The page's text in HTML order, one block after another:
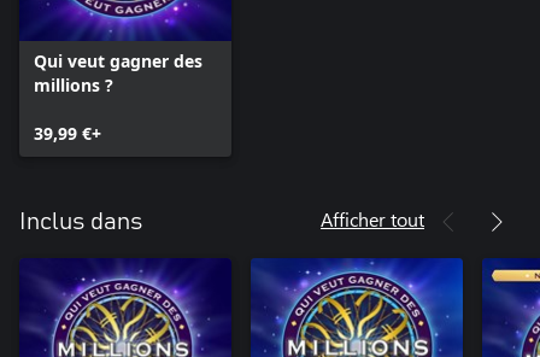
Qui veut gagner des
millions ?
39,99 €+
Inclus dans Afficher tout